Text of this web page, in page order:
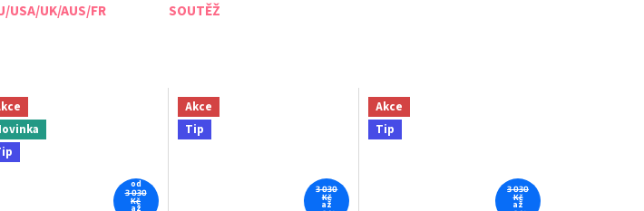
USA/UK/AUS/FR SOUTĚŽ
od
3 030
Kč
Akce
Tip
3 030
Kč
až
Akce
Tip
3 030
Kč
až